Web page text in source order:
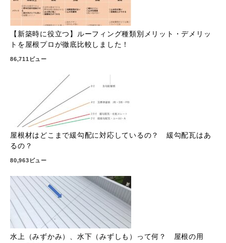
【新築時に役立つ】ルーフィング種類別メリット・デメリッ
トを屋根プロが徹底比較しました！
86,711ビュー
屋根材はどこまで緩勾配に対応しているの？ 緩勾配瓦はあ
るの？
80,963ビュー
水上（みずかみ）、水下（みずしも）って何？ 屋根の用